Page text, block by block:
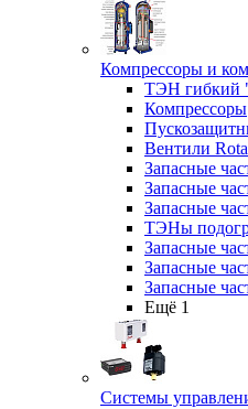
Компрессоры и
ТЭН гибкий
Компрессоры
Вентили
Запасные
Запасные
Запасные
ТЭНы
Запасные
Запасные
Запасные
Ещё 1
Системы